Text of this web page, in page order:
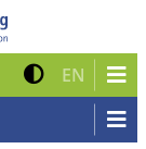
Kontrast
EN Zur